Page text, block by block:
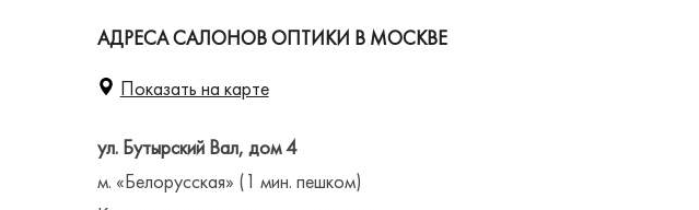
АДРЕСА САЛОНОВ ОПТИКИ В МОСКВЕ
Показать на карте
ул. Бутырский Вал, дом 4
м. «Белорусская» (1 мин. пешком)